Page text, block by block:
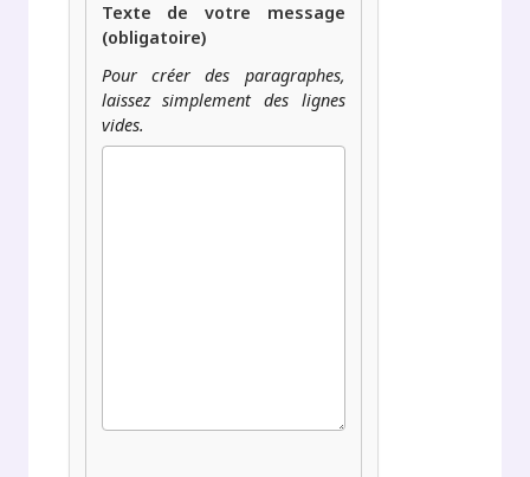
Texte de votre message
(obligatoire)
Pour créer des paragraphes,
laissez simplement des lignes
vides.